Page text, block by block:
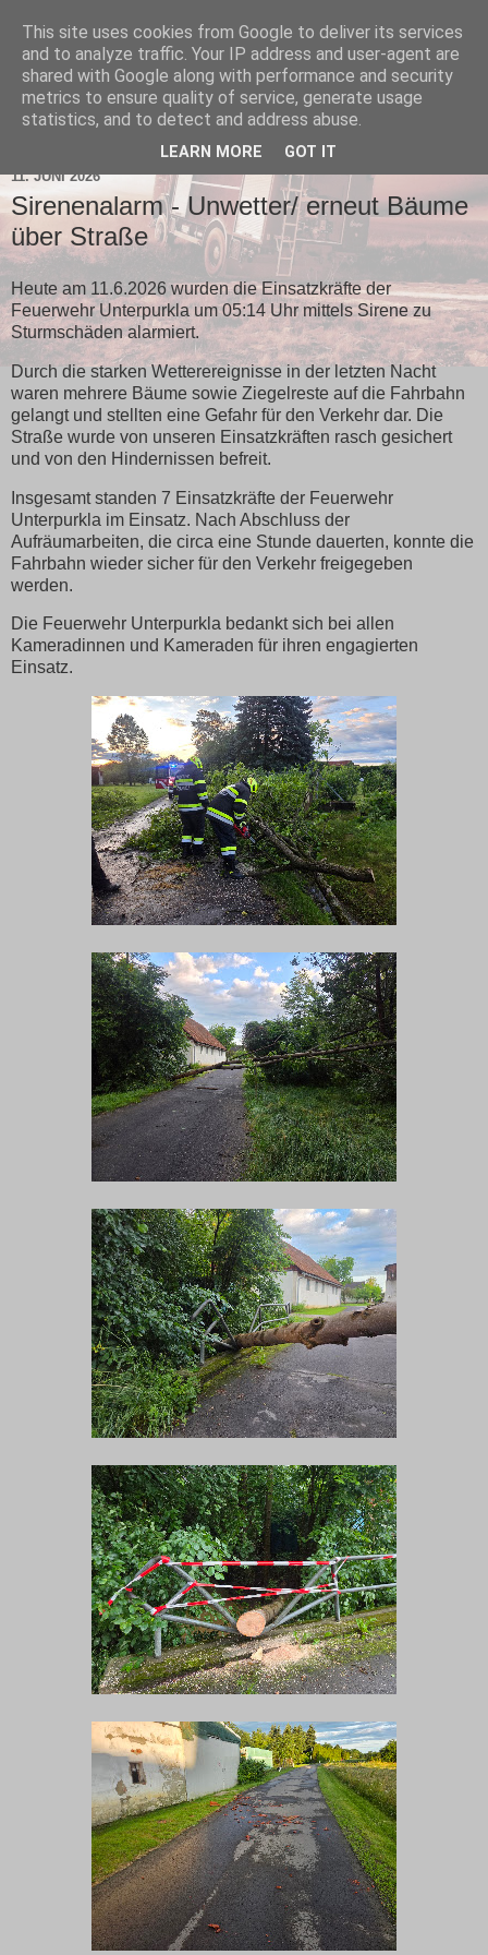
11. JUNI 2026
Sirenenalarm - Unwetter/ erneut Bäume
über Straße
Heute am 11.6.2026 wurden die Einsatzkräfte der
Feuerwehr Unterpurkla um 05:14 Uhr mittels Sirene zu
Sturmschäden alarmiert.
Durch die starken Wetterereignisse in der letzten Nacht
waren mehrere Bäume sowie Ziegelreste auf die Fahrbahn
gelangt und stellten eine Gefahr für den Verkehr dar. Die
Straße wurde von unseren Einsatzkräften rasch gesichert
und von den Hindernissen befreit.
Insgesamt standen 7 Einsatzkräfte der Feuerwehr
Unterpurkla im Einsatz. Nach Abschluss der
Aufräumarbeiten, die circa eine Stunde dauerten, konnte die
Fahrbahn wieder sicher für den Verkehr freigegeben
werden.
Die Feuerwehr Unterpurkla bedankt sich bei allen
Kameradinnen und Kameraden für ihren engagierten
Einsatz.
This site uses cookies from Google to deliver its services
and to analyze traffic. Your IP address and user-agent are
shared with Google along with performance and security
metrics to ensure quality of service, generate usage
statistics, and to detect and address abuse.
LEARN MORE GOT IT